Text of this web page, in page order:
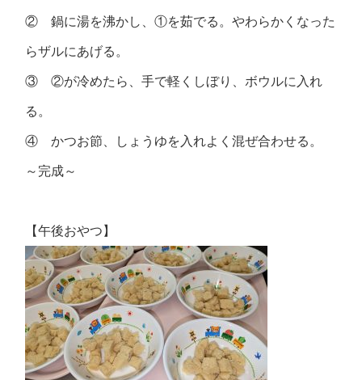
② 鍋に湯を沸かし、①を茹でる。やわらかくなった
らザルにあげる。
③ ②が冷めたら、手で軽くしぼり、ボウルに入れ
る。
④ かつお節、しょうゆを入れよく混ぜ合わせる。
～完成～
【午後おやつ】